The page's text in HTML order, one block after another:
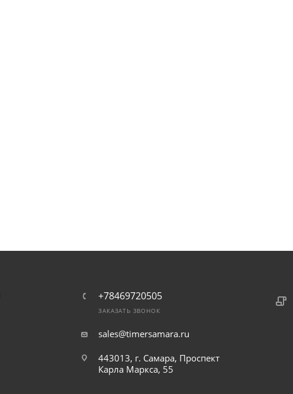
+78469720505
ЗАКАЗАТЬ ЗВОНОК
sales@timersamara.ru
443013, г. Самара, Проспект
Карла Маркса, 55